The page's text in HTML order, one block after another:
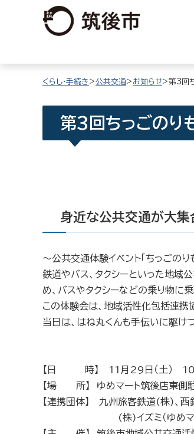
くらし・手続き>公共交通>お知らせ>第3回
第3回ちっごのり
身近な公共交通が大集
〜公共交通体験イベント「ちっごの
鉄道やバス、タクシーといった地域
め、バスやタクシーなどの乗り物に
この体験会は、地域活性化包括連携
当日は、はね丸くんも手伝いに駆け
【日 時】 11月29日（土） 10：
【場 所】 ゆめマート筑後店東側
【連携団体】 九州旅客鉄道(株)、西
(株)イズミ（ゆめマー